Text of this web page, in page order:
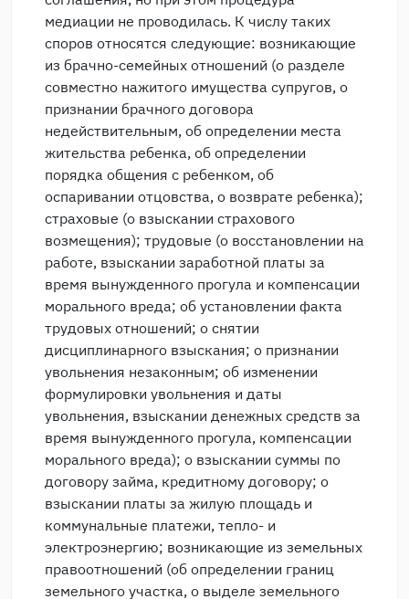
медиации не проводилась. К числу таких
споров относятся следующие: возникающие
из брачно-семейных отношений (о разделе
совместно нажитого имущества супругов, о
признании брачного договора
недействительным, об определении места
жительства ребенка, об определении
порядка общения с ребенком, об
оспаривании отцовства, о возврате ребенка);
страховые (о взыскании страхового
возмещения); трудовые (о восстановлении на
работе, взыскании заработной платы за
время вынужденного прогула и компенсации
морального вреда; об установлении факта
трудовых отношений; о снятии
дисциплинарного взыскания; о признании
увольнения незаконным; об изменении
формулировки увольнения и даты
увольнения, взыскании денежных средств за
время вынужденного прогула, компенсации
морального вреда); о взыскании суммы по
договору займа, кредитному договору; о
взыскании платы за жилую площадь и
коммунальные платежи, тепло- и
электроэнергию; возникающие из земельных
правоотношений (об определении границ
земельного участка, о выделе земельного